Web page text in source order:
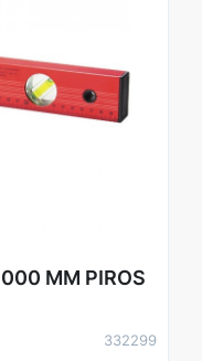
MM PIROS
332299